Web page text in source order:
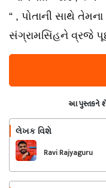
“ , પોતાની સાથે
સંગ્રામસિંહને વ્રજે
આ પુસ્તકને
લેખક વિશે
Ravi Rajyaguru